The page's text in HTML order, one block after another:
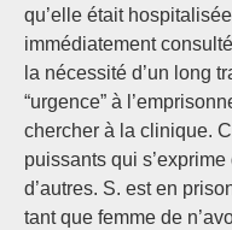
qu’elle était
immédiatement
la nécessité d’un long
“urgence” à
chercher à la clinique.
puissants qui
d’autres. S. est en
tant que femme de